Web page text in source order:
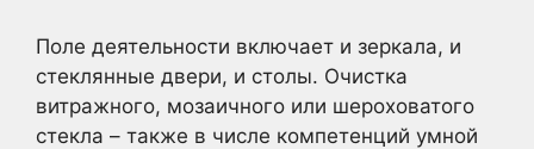
Поле деятельности включает и зеркала, и
стеклянные двери, и столы. Очистка
витражного, мозаичного или шероховатого
стекла – также в числе компетенций умной